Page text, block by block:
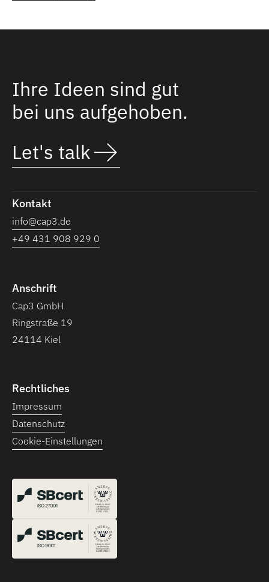
Ihre Ideen sind gut
bei uns aufgehoben.
Let's talk
Kontakt
info@cap3.de
+49 431 908 929 0
Anschrift
Cap3 GmbH
Ringstraße 19
24114 Kiel
Rechtliches
Impressum
Datenschutz
Cookie-Einstellungen